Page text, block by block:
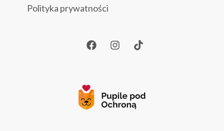
Polityka prywatności